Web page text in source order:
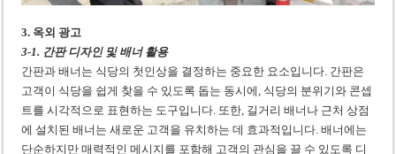
3. 옥외 광고
3-1. 간판 디자인 및 배너 활용
간판과 배너는 식당의 첫인상을 결정하는 중요한 요소입니다. 간판은
고객이 식당을 쉽게 찾을 수 있도록 돕는 동시에, 식당의 분위기와 콘셉
트를 시각적으로 표현하는 도구입니다. 또한, 길거리 배너나 근처 상점
에 설치된 배너는 새로운 고객을 유치하는 데 효과적입니다. 배너에는
단순하지만 매력적인 메시지를 포함해 고객의 관심을 끌 수 있도록 디